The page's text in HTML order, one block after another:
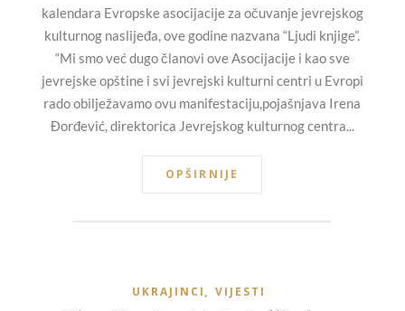
kalendara Evropske asocijacije za očuvanje jevrejskog
kulturnog naslijeđa, ove godine nazvana “Ljudi knjige”.
“Mi smo već dugo članovi ove Asocijacije i kao sve
jevrejske opštine i svi jevrejski kulturni centri u Evropi
rado obilježavamo ovu manifestaciju,pojašnjava Irena
Đorđević, direktorica Jevrejskog kulturnog centra...
OPŠIRNIJE
UKRAJINCI, VIJESTI